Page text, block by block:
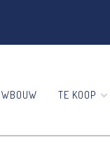
TE KOOP